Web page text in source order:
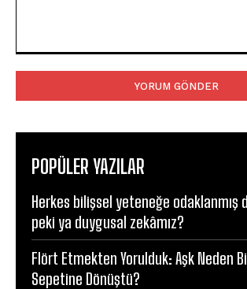
POPÜLER YAZILAR
Herkes bilişsel yeteneğe odaklanmış
peki ya duygusal zekâmız?
Flört Etmekten Yorulduk: Aşk Neden
Sepetine Dönüştü?